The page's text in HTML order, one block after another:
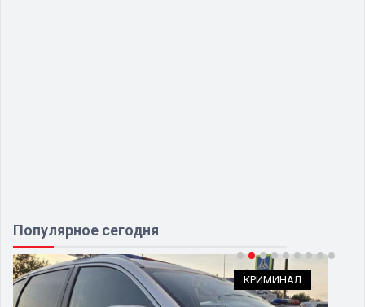
Популярное сегодня
КРИМИНАЛ